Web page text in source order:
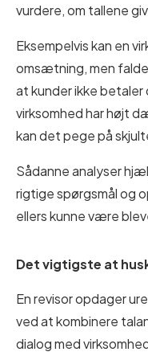
vurdere, om tallene
Eksempelvis kan en
omsætning, men
at kunder ikke betaler
virksomhed har højt
kan det pege på
Sådanne analyser
rigtige spørgsmål og
ellers kunne være
Det vigtigste at
En revisor opdager
ved at kombinere
dialog med